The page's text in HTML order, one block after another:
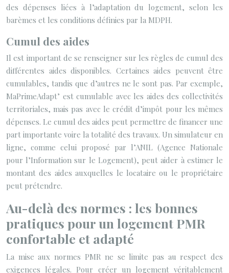
des dépenses liées à l’adaptation du logement, selon les
barèmes et les conditions définies par la MDPH.
Cumul des aides
Il est important de se renseigner sur les règles de cumul des
différentes aides disponibles. Certaines aides peuvent être
cumulables, tandis que d’autres ne le sont pas. Par exemple,
MaPrimeAdapt’ est cumulable avec les aides des collectivités
territoriales, mais pas avec le crédit d’impôt pour les mêmes
dépenses. Le cumul des aides peut permettre de financer une
part importante voire la totalité des travaux. Un simulateur en
ligne, comme celui proposé par l’ANIL (Agence Nationale
pour l’Information sur le Logement), peut aider à estimer le
montant des aides auxquelles le locataire ou le propriétaire
peut prétendre.
Au-delà des normes : les bonnes
pratiques pour un logement PMR
confortable et adapté
La mise aux normes PMR ne se limite pas au respect des
exigences légales. Pour créer un logement véritablement